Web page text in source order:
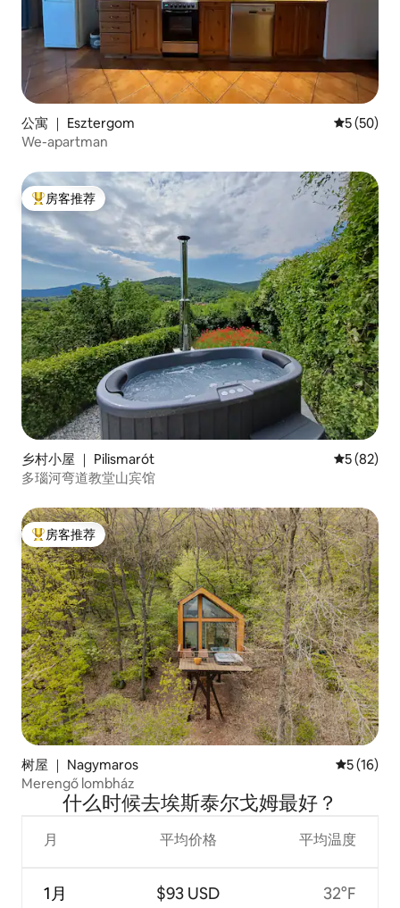
公寓 ｜ Esztergom 平均评分
5 (50)
We-apartman
热门「房客推荐」
房客推荐
乡村小屋 ｜ Pilismarót 平均评分
5 (82)
多瑙河弯道教堂山宾馆
热门「房客推荐」
房客推荐
树屋 ｜ Nagymaros 平均评分
5 (16)
Merengő lombház
什么时候去埃斯泰尔戈姆最好？
月
1月
平均价格
$93 USD
平均温度
32°F